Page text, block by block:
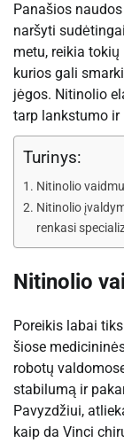
Panašios
naršyti
metu, reikia
kurios gali
jėgos. Nitinolio
tarp lankstumo ir
Turinys:
Nitinolio
Nitinolio
renkasi
Nitinolio
Poreikis labai
šiose
robotų
stabilumą ir
Pavyzdžiui,
kaip da Vinci